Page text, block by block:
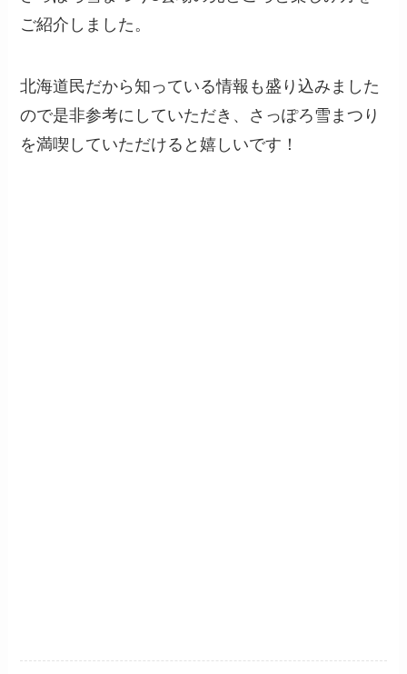
ご紹介しました。
北海道民だから知っている情報も盛り込みました
ので是非参考にしていただき、さっぽろ雪まつり
を満喫していただけると嬉しいです！